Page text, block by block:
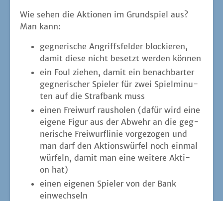
Wie sehen die Aktio­nen im Grund­spiel aus?
Man kann:
geg­ne­ri­sche Angriffs­fel­der blo­ckie­ren,
damit die­se nicht besetzt wer­den können
ein Foul zie­hen, damit ein benach­bar­ter
geg­ne­ri­scher Spie­ler für zwei Spiel­mi­nu­
ten auf die Straf­bank muss
einen Frei­wurf raus­ho­len (dafür wird eine
eige­ne Figur aus der Abwehr an die geg­
ne­ri­sche Frei­wurf­li­nie vor­ge­zo­gen und
man darf den Akti­ons­wür­fel noch ein­mal
wür­feln, damit man eine wei­te­re Akti­
on hat)
einen eige­nen Spie­ler von der Bank
einwechseln